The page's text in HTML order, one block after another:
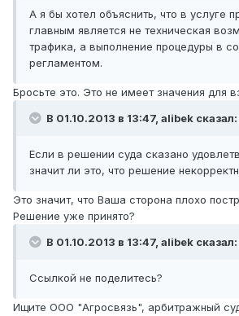
А я бы хотел объяснить, что в услуге
главным является не техническая
трафика, а выполнение процедуры в
регламентом.
Бросьте это. Это не имеет значения для
В 01.10.2013 в 13:47, alibek сказал:
Если в решении суда сказано
значит ли это, что решение
Это значит, что Ваша сторона плохо
Решение уже принято?
В 01.10.2013 в 13:47, alibek сказал:
Ссылкой не поделитесь?
Ищите ООО "Агросвязь", арбитражный